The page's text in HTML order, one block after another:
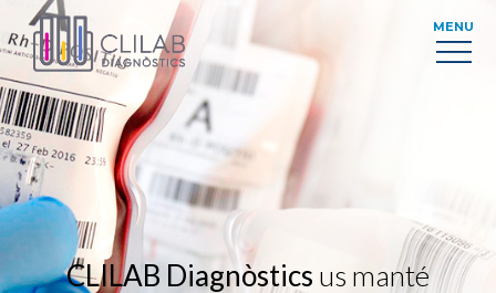
MENU
CLILAB Diagnòstics us manté